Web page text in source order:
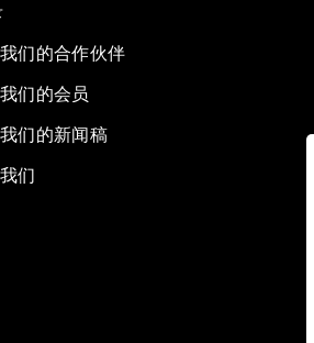
们的合作伙伴
们的会员
们的新闻稿
们